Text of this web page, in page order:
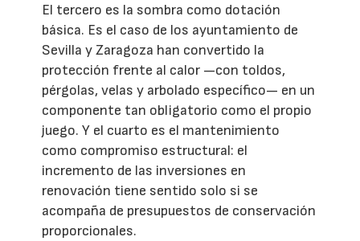
El tercero es la sombra como dotación
básica. Es el caso de los ayuntamiento de
Sevilla y Zaragoza han convertido la
protección frente al calor —con toldos,
pérgolas, velas y arbolado específico— en un
componente tan obligatorio como el propio
juego. Y el cuarto es el mantenimiento
como compromiso estructural: el
incremento de las inversiones en
renovación tiene sentido solo si se
acompaña de presupuestos de conservación
proporcionales.